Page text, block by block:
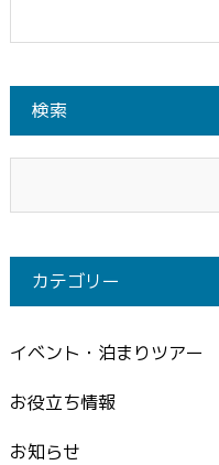
検索
カテゴリー
イベント・泊まりツアー
お役立ち情報
お知らせ